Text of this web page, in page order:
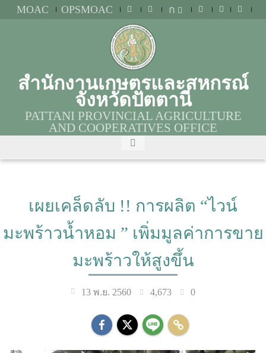
MOAC OPSMOAC ก
สำนักงานเกษตรและสหกรณ์
จังหวัดปัตตานี
PATTANI PROVINCIAL AGRICULTURE
AND COOPERATIVES OFFICE
เผยเคล็ดลับ !! การผลิต “ไวน์
มะพร้าวน้ำหอม ” เพิ่มมูลค่าการขาย
มะพร้าวให้สูงขึ้น
13 พ.ย. 2560 4,673 0